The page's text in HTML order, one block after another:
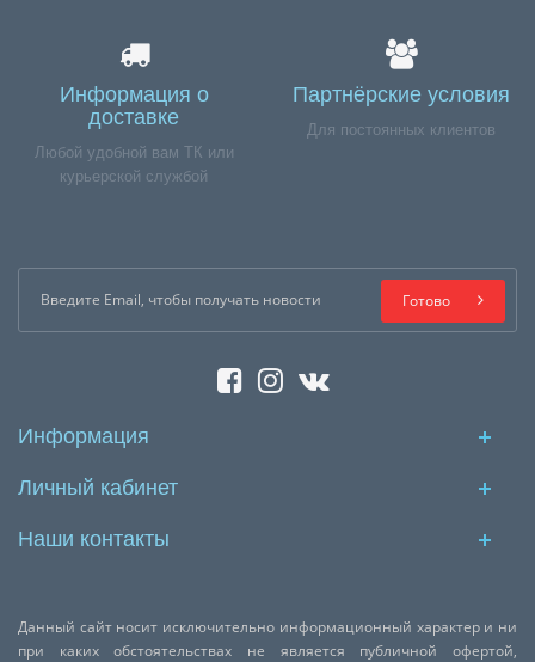
Информация о
доставке
Любой удобной вам ТК или
курьерской службой
Партнёрские условия
Для постоянных клиентов
Готово
Информация
Личный кабинет
Наши контакты
Данный сайт носит исключительно информационный характер и ни
при каких обстоятельствах не является публичной офертой,